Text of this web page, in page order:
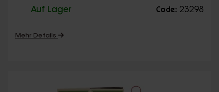
Auf Lager Code: 23298
Mehr Details